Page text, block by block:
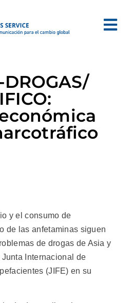
y el consumo de
de las anfetaminas siguen
de drogas de Asia y
Internacional de
(JIFE) en su